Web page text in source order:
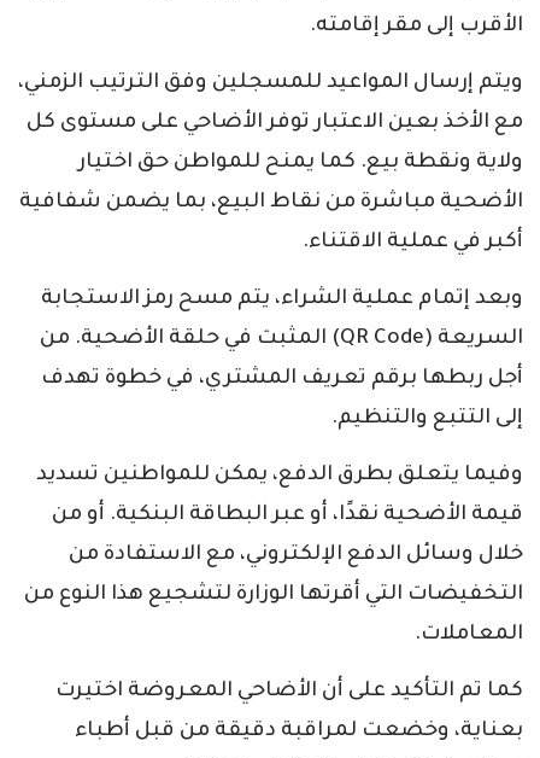
الأقرب إلى مقر إقامته.
ويتم إرسال المواعيد للمسجلين وفق الترتيب الزمني،
مع الأخذ بعين الاعتبار توفر الأضاحي على مستوى كل
ولاية ونقطة بيع. كما يمنح للمواطن حق اختيار
الأضحية مباشرة من نقاط البيع، بما يضمن شفافية
أكبر في عملية الاقتناء.
وبعد إتمام عملية الشراء، يتم مسح رمز الاستجابة
السريعة (QR Code) المثبت في حلقة الأضحية. من
أجل ربطها برقم تعريف المشتري، في خطوة تهدف
إلى التتبع والتنظيم.
وفيما يتعلق بطرق الدفع، يمكن للمواطنين تسديد
قيمة الأضحية نقدًا، أو عبر البطاقة البنكية. أو من
خلال وسائل الدفع الإلكتروني، مع الاستفادة من
التخفيضات التي أقرتها الوزارة لتشجيع هذا النوع من
المعاملات.
كما تم التأكيد على أن الأضاحي المعروضة اختيرت
بعناية، وخضعت لمراقبة دقيقة من قبل أطباء